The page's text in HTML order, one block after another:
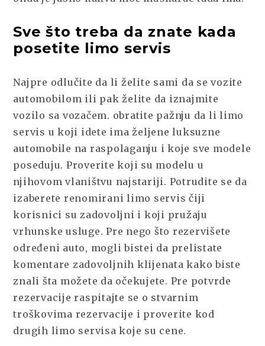
Sve što treba da znate kada
posetite limo servis
Najpre odlučite da li želite sami da se vozite
automobilom ili pak želite da iznajmite
vozilo sa vozačem. obratite pažnju da li limo
servis u koji idete ima željene luksuzne
automobile na raspolaganju i koje sve modele
poseduju. Proverite koji su modelu u
njihovom vlaništvu najstariji. Potrudite se da
izaberete renomirani limo servis čiji
korisnici su zadovoljni i koji pružaju
vrhunske usluge. Pre nego što rezervišete
određeni auto, mogli bistei da prelistate
komentare zadovoljnih klijenata kako biste
znali šta možete da očekujete. Pre potvrde
rezervacije raspitajte se o stvarnim
troškovima rezervacije i proverite kod
drugih limo servisa koje su cene.